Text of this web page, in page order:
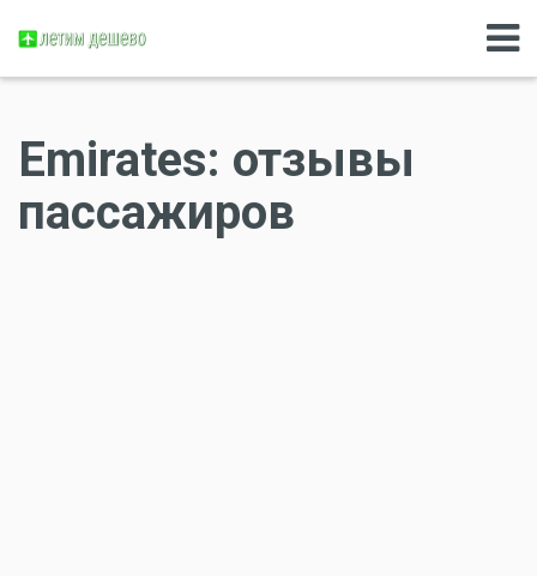
Emirates: отзывы
пассажиров